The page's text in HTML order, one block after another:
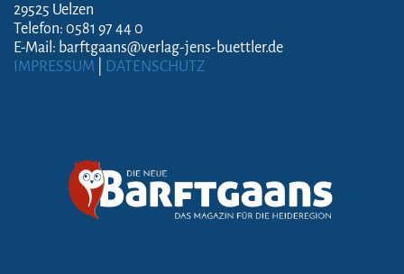
29525 Uelzen
Telefon: 0581 97 44 0
E-Mail: barftgaans@verlag-jens-buettler.de
IMPRESSUM
DATENSCHUTZ